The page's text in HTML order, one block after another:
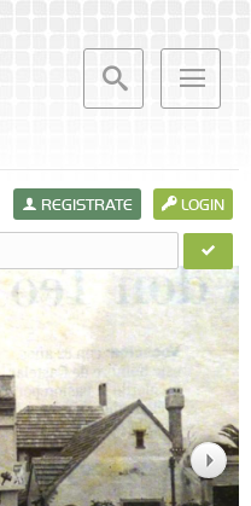
LOGIN
REGISTRATE